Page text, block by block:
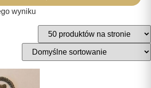
wyniku